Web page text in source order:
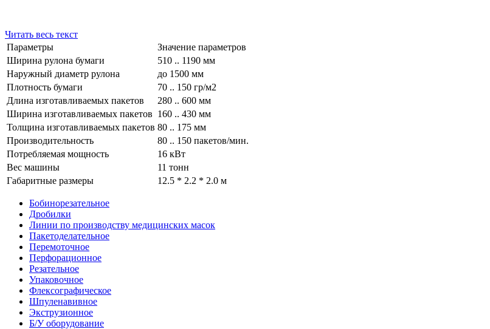
Читать весь текст
Параметры
Значение параметров
Ширина рулона бумаги
510 .. 1190 мм
Наружный диаметр рулона
до 1500 мм
Плотность бумаги
70 .. 150 гр/м2
Длина изготавливаемых пакетов
280 .. 600 мм
Ширина изготавливаемых пакетов 160 .. 430 мм
Толщина изготавливаемых пакетов 80 .. 175 мм
Производительность
80 .. 150 пакетов/мин.
Потребляемая мощность
16 кВт
Вес машины
11 тонн
Габаритные размеры
12.5 * 2.2 * 2.0 м
Бобинорезательное
Дробилки
Линии по производству медицинских масок
Пакетоделательное
Перемоточное
Перфорационное
Резательное
Упаковочное
Флексографическое
Шпуленавивное
Экструзионное
Б/У оборудование